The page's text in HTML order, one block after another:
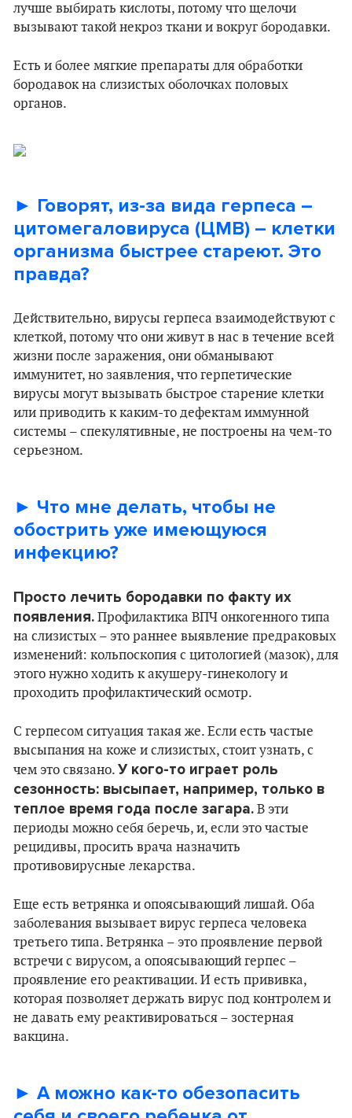
лучше выбирать кислоты, потому что щелочи
вызывают такой некроз ткани и вокруг бородавки.
Есть и более мягкие препараты для обработки
бородавок на слизистых оболочках половых
органов.
► Говорят, из-за вида герпеса –
цитомегаловируса (ЦМВ) – клетки
организма быстрее стареют. Это
правда?
Действительно, вирусы герпеса взаимодействуют с
клеткой, потому что они живут в нас в течение всей
жизни после заражения, они обманывают
иммунитет, но заявления, что герпетические
вирусы могут вызывать быстрое старение клетки
или приводить к каким-то дефектам иммунной
системы – спекулятивные, не построены на чем-то
серьезном.
► Что мне делать, чтобы не
обострить уже имеющуюся
инфекцию?
Просто лечить бородавки по факту их
появления. Профилактика ВПЧ онкогенного типа
на слизистых – это раннее выявление предраковых
изменений: кольпоскопия с цитологией (мазок), для
этого нужно ходить к акушеру-гинекологу и
проходить профилактический осмотр.
С герпесом ситуация такая же. Если есть частые
высыпания на коже и слизистых, стоит узнать, с
чем это связано. У кого-то играет роль
сезонность: высыпает, например, только в
теплое время года после загара. В эти
периоды можно себя беречь, и, если это частые
рецидивы, просить врача назначить
противовирусные лекарства.
Еще есть ветрянка и опоясывающий лишай. Оба
заболевания вызывает вирус герпеса человека
третьего типа. Ветрянка – это проявление первой
встречи с вирусом, а опоясывающий герпес –
проявление его реактивации. И есть прививка,
которая позволяет держать вирус под контролем и
не давать ему реактивироваться – зостерная
вакцина.
► А можно как-то обезопасить